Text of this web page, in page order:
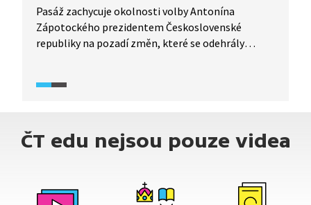
Pasáž zachycuje okolnosti volby Antonína
Zápotockého prezidentem Československé
republiky na pozadí změn, které se odehrály
ČT edu nejsou pouze videa